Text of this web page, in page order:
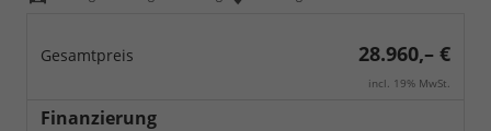
Gesamtpreis 28.960,– €
incl. 19% MwSt.
Finanzierung